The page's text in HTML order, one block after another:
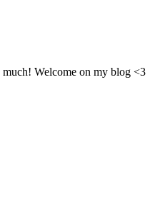
Welcome on my blog <3